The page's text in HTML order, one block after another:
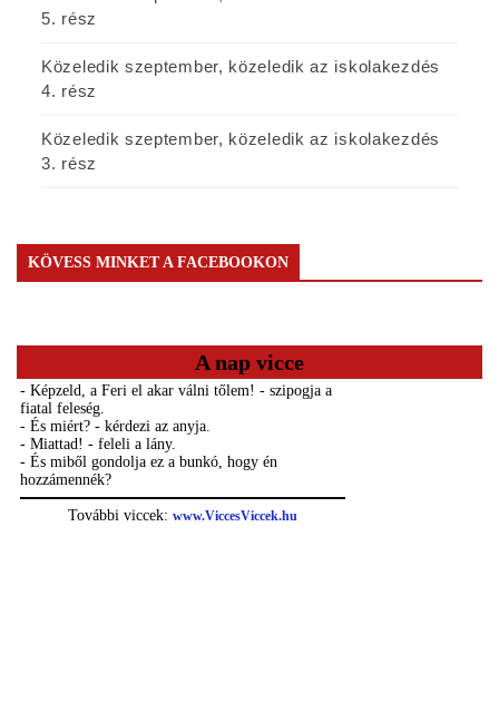
5. rész
Közeledik szeptember, közeledik az iskolakezdés
4. rész
Közeledik szeptember, közeledik az iskolakezdés
3. rész
KÖVESS MINKET A FACEBOOKON
A nap vicce